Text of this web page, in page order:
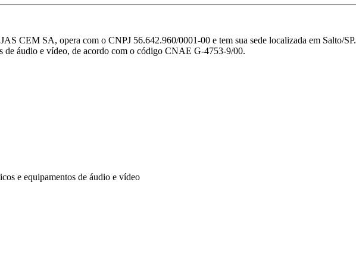
CEM SA, opera com o CNPJ 56.642.960/0001-00 e tem sua sede localizada em Salto/SP.
de áudio e vídeo, de acordo com o código CNAE G-4753-9/00.
e equipamentos de áudio e vídeo